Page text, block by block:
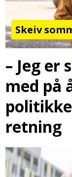
Skeiv
– Jeg
med på
retning